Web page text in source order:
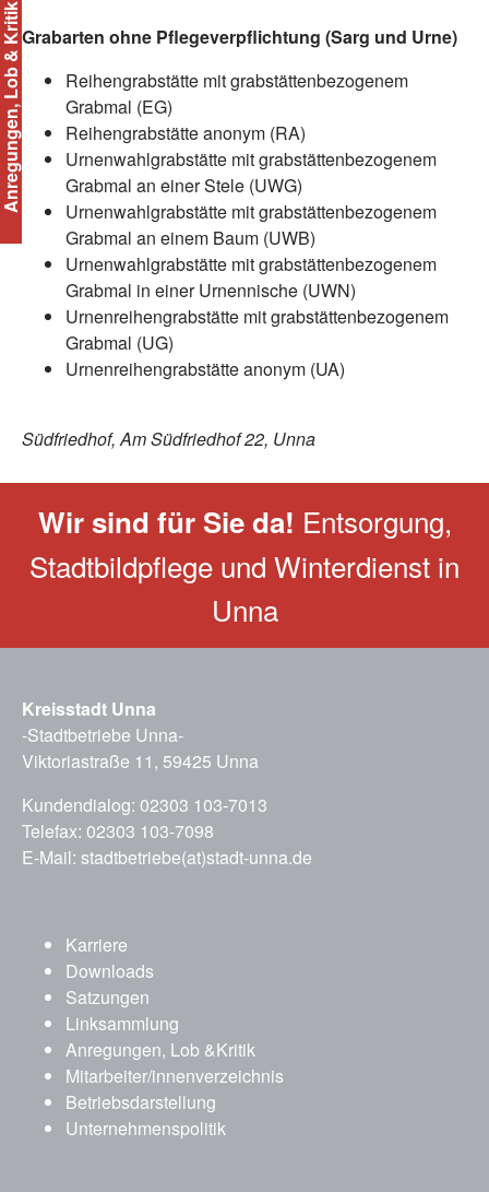
Grabarten ohne Pflegeverpflichtung (Sarg und Urne)
Reihengrabstätte mit grabstättenbezogenem
Grabmal (EG)
Reihengrabstätte anonym (RA)
Urnenwahlgrabstätte mit grabstättenbezogenem
Grabmal an einer Stele (UWG)
Urnenwahlgrabstätte mit grabstättenbezogenem
Grabmal an einem Baum (UWB)
Urnenwahlgrabstätte mit grabstättenbezogenem
Grabmal in einer Urnennische (UWN)
Urnenreihengrabstätte mit grabstättenbezogenem
Grabmal (UG)
Urnenreihengrabstätte anonym (UA)
Südfriedhof, Am Südfriedhof 22, Unna
Wir sind für Sie da! Entsorgung,
Stadtbildpflege und Winterdienst in
Unna
Kreisstadt Unna
-Stadtbetriebe Unna-
Viktoriastraße 11, 59425 Unna
Kundendialog: 02303 103-7013
Telefax: 02303 103-7098
E-Mail: stadtbetriebe(at)stadt-unna.de
Karriere
Downloads
Satzungen
Linksammlung
Anregungen, Lob &Kritik
Mitarbeiter/innenverzeichnis
Betriebsdarstellung
Unternehmenspolitik
Lob & Kritik